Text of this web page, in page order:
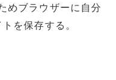
めブラウザーに自分
を保存する。